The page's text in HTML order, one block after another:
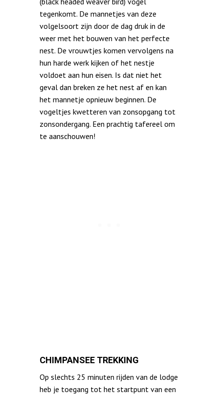
tegenkomt. De mannetjes van deze
volgelsoort zijn door de dag druk in de
weer met het bouwen van het perfecte
nest. De vrouwtjes komen vervolgens na
hun harde werk kijken of het nestje
voldoet aan hun eisen. Is dat niet het
geval dan breken ze het nest af en kan
het mannetje opnieuw beginnen. De
vogeltjes kwetteren van zonsopgang tot
zonsondergang. Een prachtig tafereel om
te aanschouwen!
CHIMPANSEE TREKKING
Op slechts 25 minuten rijden van de lodge
heb je toegang tot het startpunt van een